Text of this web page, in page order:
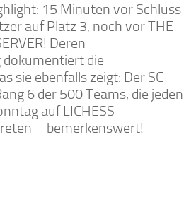
15 Minuten vor Schluss
auf Platz 3, noch vor THE
Deren
die
sie ebenfalls zeigt: Der SC
6 der 500 Teams, die jeden
auf LICHESS
– bemerkenswert!